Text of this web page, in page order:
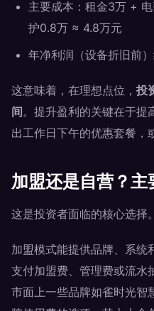
主要成本：租金3万 +
护0.8万 ≈ 4.8万元
年净利润（设备折旧前）
这意味着，在理想点位， 投
间。提升盈利的关键在于提
出工作日下午的优惠套餐，
加盟还是自营？主
这是投资者面临的核心选择
加盟模式能提供品牌、系统
支付加盟费、管理费或流水
市面上一些品牌如雀时光智